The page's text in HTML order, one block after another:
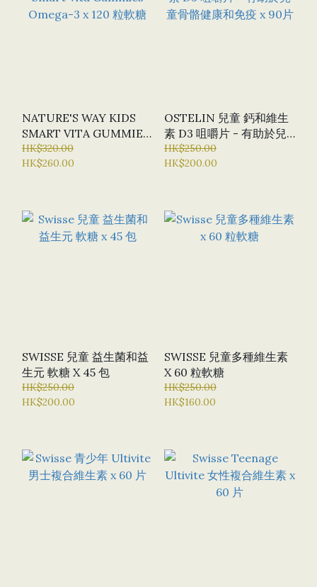
NATURE'S WAY KIDS
SMART VITA GUMMIES
OMEGA-3 X 120 粒軟糖
HK$320.00
HK$260.00
OSTELIN 兒童 鈣和維生
素 D3 咀嚼片 - 有助於兒
童骨骼健康和免疫 X 90片
HK$250.00
HK$200.00
SWISSE 兒童 益生菌和益
生元 軟糖 X 45 包
HK$250.00
HK$200.00
SWISSE 兒童多種維生素
X 60 粒軟糖
HK$250.00
HK$160.00